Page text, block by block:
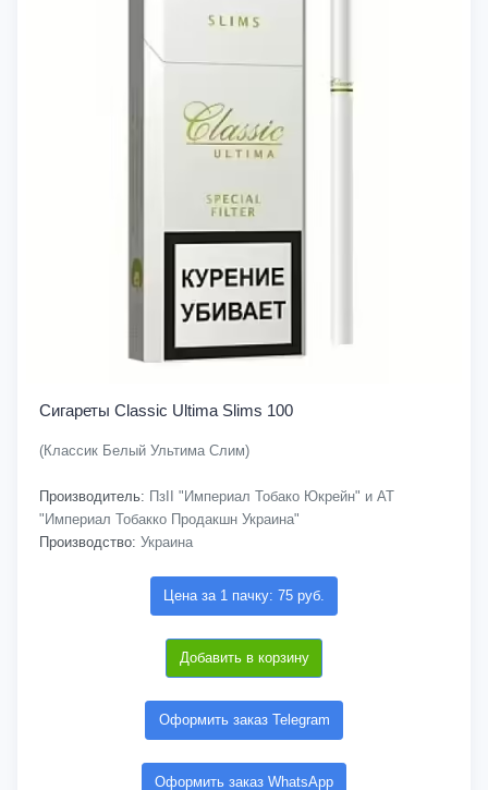
Сигареты Classic Ultima Slims 100
(Классик Белый Ультима Слим)
Производитель: ПзІІ "Империал Тобако Юкрейн" и АТ
"Империал Тобакко Продакшн Украина"
Производство: Украина
Цена за 1 пачку: 75 руб.
Добавить в корзину
Оформить заказ Telegram
Оформить заказ WhatsApp